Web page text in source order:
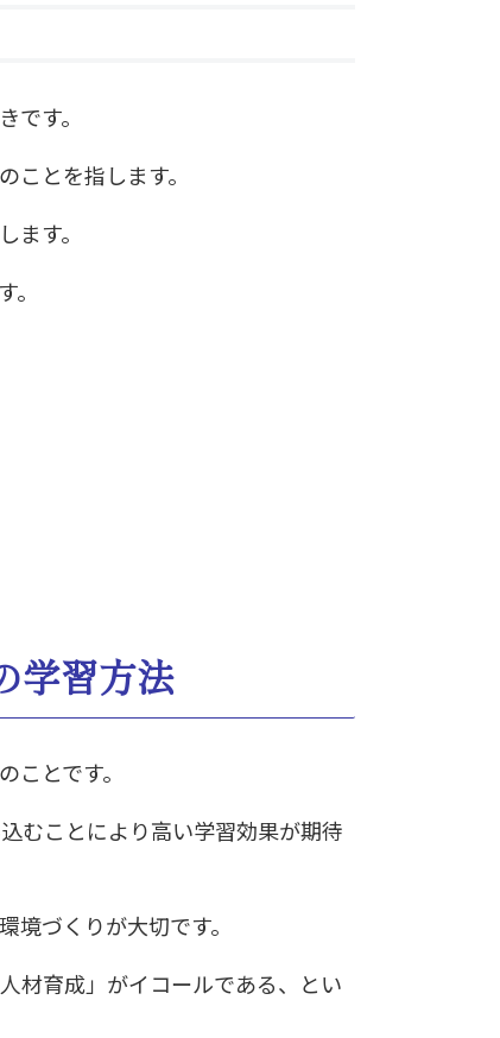
す。
とを指します。
す。
学習方法
とです。
むことにより高い学習効果が期待
づくりが大切です。
材育成」がイコールである、とい